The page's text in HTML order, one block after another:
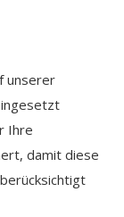
unserer
Ihre
damit diese